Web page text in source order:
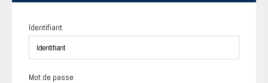
Identifiant
Mot de passe